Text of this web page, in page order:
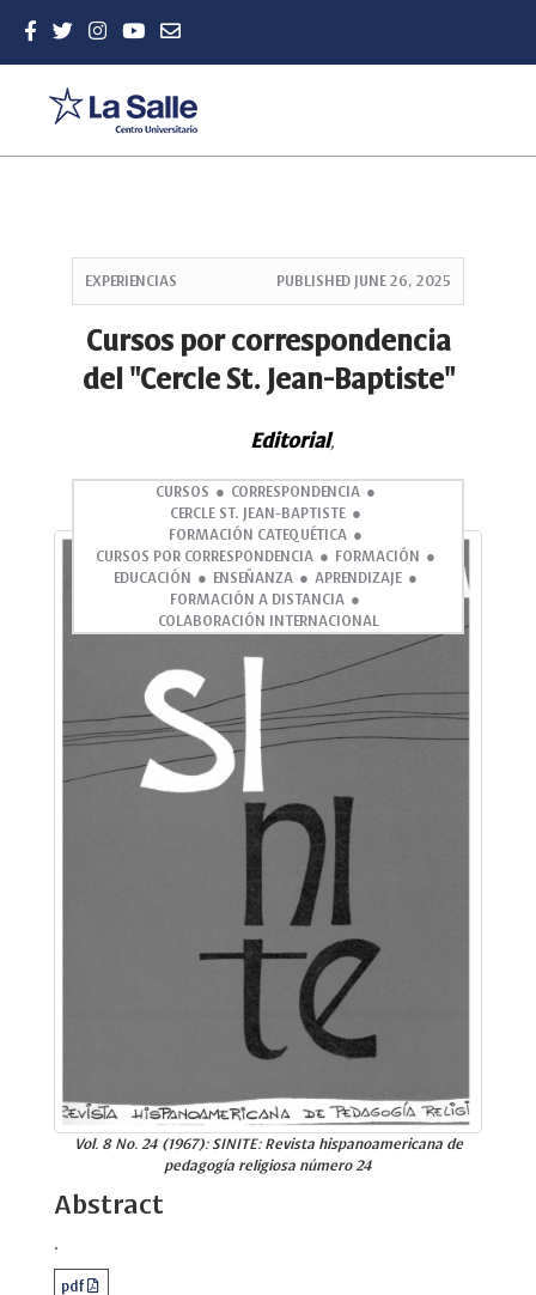
Main
Sidebar
EXPERIENCIAS PUBLISHED JUNE 26, 2025
Cursos por correspondencia
del "Cercle St. Jean-Baptiste"
Editorial,
CURSOS
CORRESPONDENCIA
CERCLE ST. JEAN-BAPTISTE
FORMACIÓN CATEQUÉTICA
CURSOS POR CORRESPONDENCIA
FORMACIÓN
EDUCACIÓN
ENSEÑANZA
APRENDIZAJE
FORMACIÓN A DISTANCIA
COLABORACIÓN INTERNACIONAL
Vol. 8 No. 24 (1967): SINITE: Revista hispanoamericana de
pedagogía religiosa número 24
Abstract
.
pdf